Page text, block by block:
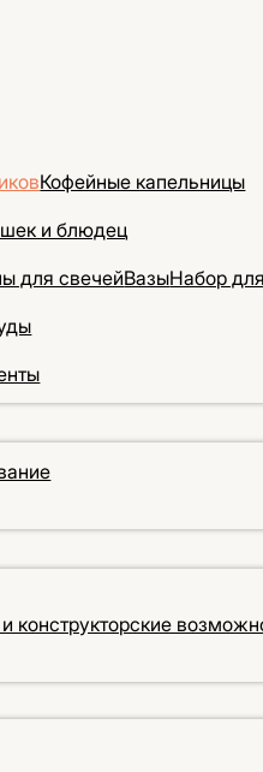
Кофейные капельницы
и блюдец
для свечейВазыНабор
конструкторские